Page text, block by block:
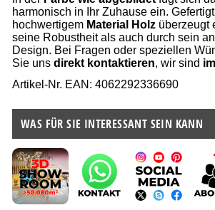
harmonisch in Ihr Zuhause ein.
hochwertigem Material Holz überzeugt
seine Robustheit als auch durch sein
Design. Bei Fragen oder speziellen
Sie uns direkt kontaktieren, wir sind
Artikel-Nr. EAN: 4062292336690
WAS FÜR SIE INTERESSANT SEIN KANN